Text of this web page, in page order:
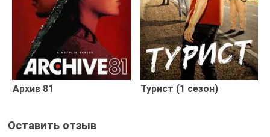
Архив 81 Турист (1 сезон)
Оставить отзыв